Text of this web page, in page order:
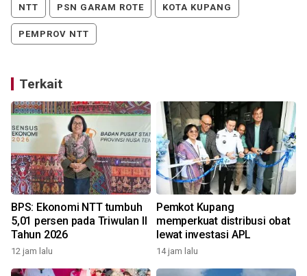
NTT PSN GARAM ROTE KOTA KUPANG
PEMPROV NTT
Terkait
BPS: Ekonomi NTT tumbuh
5,01 persen pada Triwulan II
Tahun 2026
12 jam lalu
Pemkot Kupang
memperkuat distribusi obat
lewat investasi APL
14 jam lalu